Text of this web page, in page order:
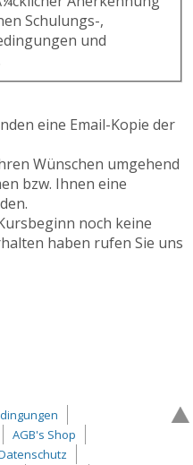
Schulungs-,
und
eine Email-Kopie der
Wünschen umgehend
bzw. Ihnen eine
noch keine
haben rufen Sie uns
AGB's Shop